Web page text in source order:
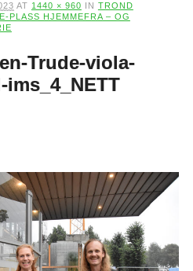
AT 1440 × 960 IN TROND
PLASS HJEMMEFRA – OG
Trude-viola-